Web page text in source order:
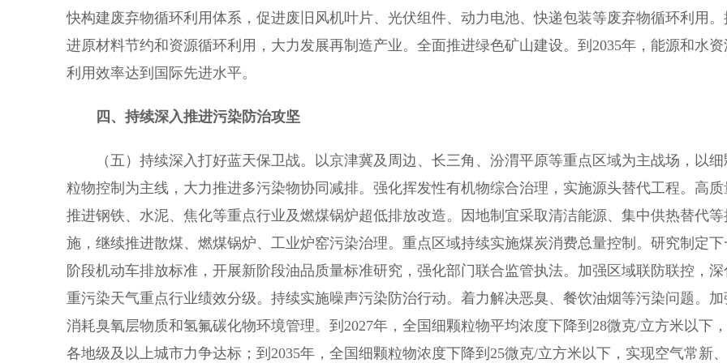
快构建废弃物循环利用体系，促进废旧风机叶片、光伏组件、动力电池、快递包装等废弃物循环利用。
进原材料节约和资源循环利用，大力发展再制造产业。全面推进绿色矿山建设。到2035年，能源和水资
利用效率达到国际先进水平。
四、持续深入推进污染防治攻坚
（五）持续深入打好蓝天保卫战。以京津冀及周边、长三角、汾渭平原等重点区域为主战场，以细
粒物控制为主线，大力推进多污染物协同减排。强化挥发性有机物综合治理，实施源头替代工程。高质
推进钢铁、水泥、焦化等重点行业及燃煤锅炉超低排放改造。因地制宜采取清洁能源、集中供热替代等
施，继续推进散煤、燃煤锅炉、工业炉窑污染治理。重点区域持续实施煤炭消费总量控制。研究制定下
阶段机动车排放标准，开展新阶段油品质量标准研究，强化部门联合监管执法。加强区域联防联控，深
重污染天气重点行业绩效分级。持续实施噪声污染防治行动。着力解决恶臭、餐饮油烟等污染问题。加
消耗臭氧层物质和氢氟碳化物环境管理。到2027年，全国细颗粒物平均浓度下降到28微克/立方米以下，
各地级及以上城市力争达标；到2035年，全国细颗粒物浓度下降到25微克/立方米以下，实现空气常新、